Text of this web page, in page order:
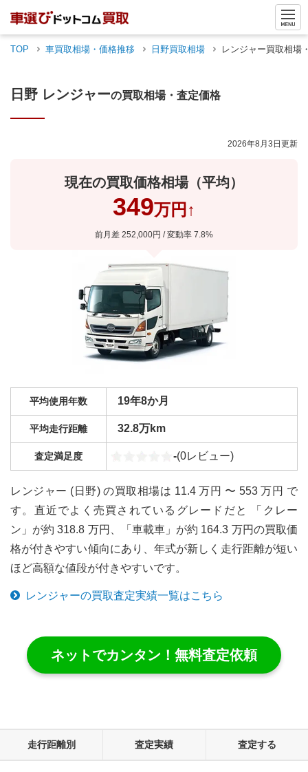
TOP 車買取相場・価格推移 日野買取相場 レンジャー買取相場
日野 レンジャーの買取相場・査定価格
2026年8月3日 更新
現在の買取価格相場（平均）
349万円 ↑
前月差 252,000円 / 変動率 7.8%
平均使用年数 19年8か月
平均走行距離 32.8万km
査定満足度 -(0レビュー)
レンジャー (日野) の買取相場は 11.4 万円 〜 553 万円 で
す。直近でよく売買されているグレードだと 「クレー
ン」が約 318.8 万円、「車載車」が約 164.3 万円の買取価
格が付きやすい傾向にあり、年式が新しく走行距離が短い
ほど高額な値段が付きやすいです。
レンジャーの買取査定実績一覧はこちら
ネットでカンタン！無料査定依頼
走行距離別 査定実績 査定する